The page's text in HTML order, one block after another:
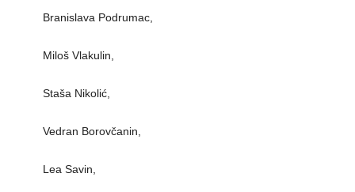
Branislava Podrumac,
Miloš Vlakulin,
Staša Nikolić,
Vedran Borovčanin,
Lea Savin,